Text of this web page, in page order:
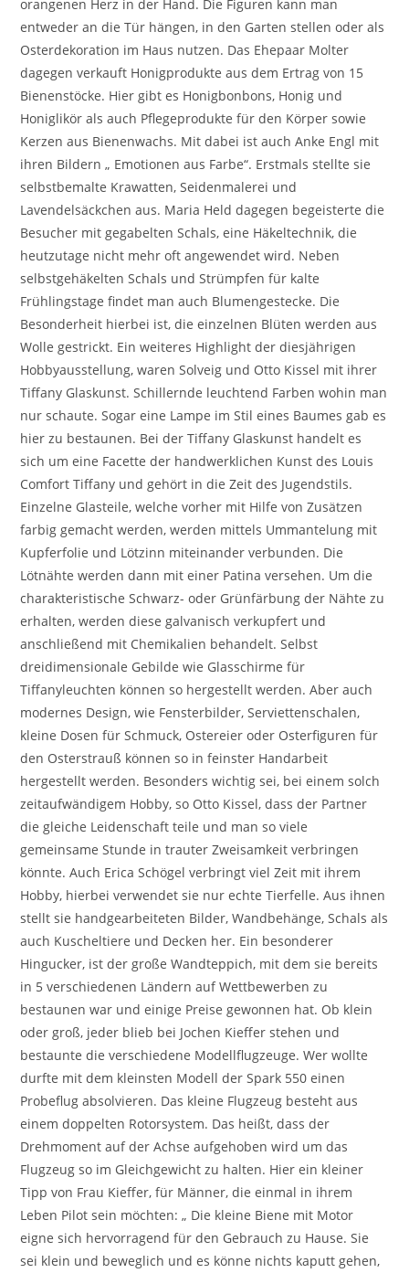
orangenen Herz in der Hand. Die Figuren kann man
entweder an die Tür hängen, in den Garten stellen oder als
Osterdekoration im Haus nutzen. Das Ehepaar Molter
dagegen verkauft Honigprodukte aus dem Ertrag von 15
Bienenstöcke. Hier gibt es Honigbonbons, Honig und
Honiglikör als auch Pflegeprodukte für den Körper sowie
Kerzen aus Bienenwachs. Mit dabei ist auch Anke Engl mit
ihren Bildern „ Emotionen aus Farbe“. Erstmals stellte sie
selbstbemalte Krawatten, Seidenmalerei und
Lavendelsäckchen aus. Maria Held dagegen begeisterte die
Besucher mit gegabelten Schals, eine Häkeltechnik, die
heutzutage nicht mehr oft angewendet wird. Neben
selbstgehäkelten Schals und Strümpfen für kalte
Frühlingstage findet man auch Blumengestecke. Die
Besonderheit hierbei ist, die einzelnen Blüten werden aus
Wolle gestrickt. Ein weiteres Highlight der diesjährigen
Hobbyausstellung, waren Solveig und Otto Kissel mit ihrer
Tiffany Glaskunst. Schillernde leuchtend Farben wohin man
nur schaute. Sogar eine Lampe im Stil eines Baumes gab es
hier zu bestaunen. Bei der Tiffany Glaskunst handelt es
sich um eine Facette der handwerklichen Kunst des Louis
Comfort Tiffany und gehört in die Zeit des Jugendstils.
Einzelne Glasteile, welche vorher mit Hilfe von Zusätzen
farbig gemacht werden, werden mittels Ummantelung mit
Kupferfolie und Lötzinn miteinander verbunden. Die
Lötnähte werden dann mit einer Patina versehen. Um die
charakteristische Schwarz- oder Grünfärbung der Nähte zu
erhalten, werden diese galvanisch verkupfert und
anschließend mit Chemikalien behandelt. Selbst
dreidimensionale Gebilde wie Glasschirme für
Tiffanyleuchten können so hergestellt werden. Aber auch
modernes Design, wie Fensterbilder, Serviettenschalen,
kleine Dosen für Schmuck, Ostereier oder Osterfiguren für
den Osterstrauß können so in feinster Handarbeit
hergestellt werden. Besonders wichtig sei, bei einem solch
zeitaufwändigem Hobby, so Otto Kissel, dass der Partner
die gleiche Leidenschaft teile und man so viele
gemeinsame Stunde in trauter Zweisamkeit verbringen
könnte. Auch Erica Schögel verbringt viel Zeit mit ihrem
Hobby, hierbei verwendet sie nur echte Tierfelle. Aus ihnen
stellt sie handgearbeiteten Bilder, Wandbehänge, Schals als
auch Kuscheltiere und Decken her. Ein besonderer
Hingucker, ist der große Wandteppich, mit dem sie bereits
in 5 verschiedenen Ländern auf Wettbewerben zu
bestaunen war und einige Preise gewonnen hat. Ob klein
oder groß, jeder blieb bei Jochen Kieffer stehen und
bestaunte die verschiedene Modellflugzeuge. Wer wollte
durfte mit dem kleinsten Modell der Spark 550 einen
Probeflug absolvieren. Das kleine Flugzeug besteht aus
einem doppelten Rotorsystem. Das heißt, dass der
Drehmoment auf der Achse aufgehoben wird um das
Flugzeug so im Gleichgewicht zu halten. Hier ein kleiner
Tipp von Frau Kieffer, für Männer, die einmal in ihrem
Leben Pilot sein möchten: „ Die kleine Biene mit Motor
eigne sich hervorragend für den Gebrauch zu Hause. Sie
sei klein und beweglich und es könne nichts kaputt gehen,